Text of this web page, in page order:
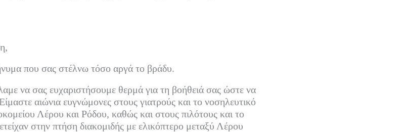
που σας στέλνω τόσο αργά το βράδυ.
να σας ευχαριστήσουμε θερμά για τη βοήθειά σας ώστε να
αιώνια ευγνώμονες στους γιατρούς και το νοσηλευτικό
Λέρου και Ρόδου, καθώς και στους πιλότους και το
στην πτήση διακομιδής με ελικόπτερο μεταξύ Λέρου